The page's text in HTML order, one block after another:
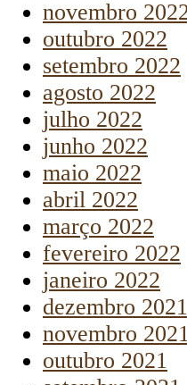
novembro
outubro 2022
setembro 2022
agosto 2022
julho 2022
junho 2022
maio 2022
abril 2022
março 2022
fevereiro 2022
janeiro 2022
dezembro 2021
novembro
outubro 2021